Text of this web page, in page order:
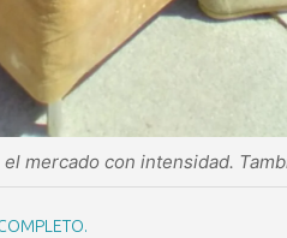
mercado con intensidad.